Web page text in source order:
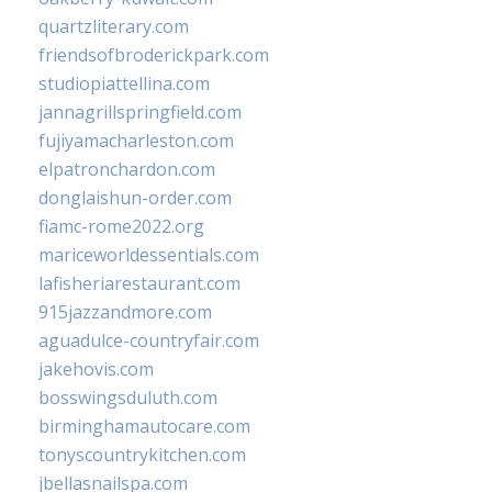
quartzliterary.com
friendsofbroderickpark.com
studiopiattellina.com
jannagrillspringfield.com
fujiyamacharleston.com
elpatronchardon.com
donglaishun-order.com
fiamc-rome2022.org
mariceworldessentials.com
lafisheriarestaurant.com
915jazzandmore.com
aguadulce-countryfair.com
jakehovis.com
bosswingsduluth.com
birminghamautocare.com
tonyscountrykitchen.com
jbellasnailspa.com